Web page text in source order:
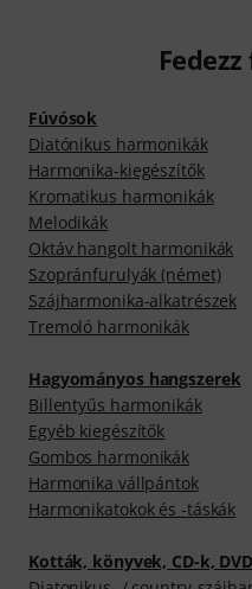
Fúvósok
Diatónikus harmonikák
Harmonika-kiegészítők
Kromatikus harmonikák
Melodikák
Oktáv hangolt harmonikák
Szopránfurulyák (német)
Szájharmonika-alkatrészek
Tremoló harmonikák
Hagyományos hangszerek
Billentyűs harmonikák
Egyéb kiegészítők
Gombos harmonikák
Harmonika vállpántok
Harmonikatokok és -táskák
Kották, könyvek, CD-k,